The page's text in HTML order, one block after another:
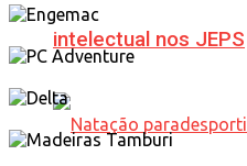
intelectual nos JEPS